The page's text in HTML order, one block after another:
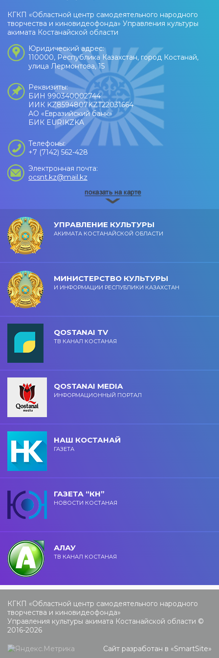
КГКП «Областной центр самодеятельного народного
творчества и киновидеофонда» Управления культуры
акимата Костанайской области
Юридический адрес:
110000, Республика Казахстан, город Костанай,
улица Лермонтова, 15
Реквизиты:
БИН 990340002744
ИИК KZ8594807KZT22031664
АО «Евразийский банк»
БИК EURIKZKA
Телефоны:
+7 (7142) 562-428
Электронная почта:
ocsnt.kz@mail.kz
УПРАВЛЕНИЕ КУЛЬТУРЫ
АКИМАТА КОСТАНАЙСКОЙ ОБЛАСТИ
МИНИСТЕРСТВО КУЛЬТУРЫ
И ИНФОРМАЦИИ РЕСПУБЛИКИ КАЗАХСТАН
QOSTANAI TV
ТВ КАНАЛ КОСТАНАЯ
QOSTANAI MEDIA
ИНФОРМАЦИОННЫЙ ПОРТАЛ
НАШ КОСТАНАЙ
ГАЗЕТА
ГАЗЕТА “КН”
НОВОСТИ КОСТАНАЯ
АЛАУ
ТВ КАНАЛ КОСТАНАЯ
КГКП «Областной центр самодеятельного народного
творчества и киновидеофонда»
Управления культуры акимата Костанайской области ©
2016-2026
Сайт разработан в «SmartSite»